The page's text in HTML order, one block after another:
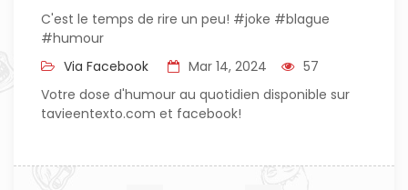
C'est le temps de rire un peu! #joke #blague
#humour
Via Facebook
Mar 14, 2024
57
Votre dose d'humour au quotidien disponible sur
tavieentexto.com et facebook!